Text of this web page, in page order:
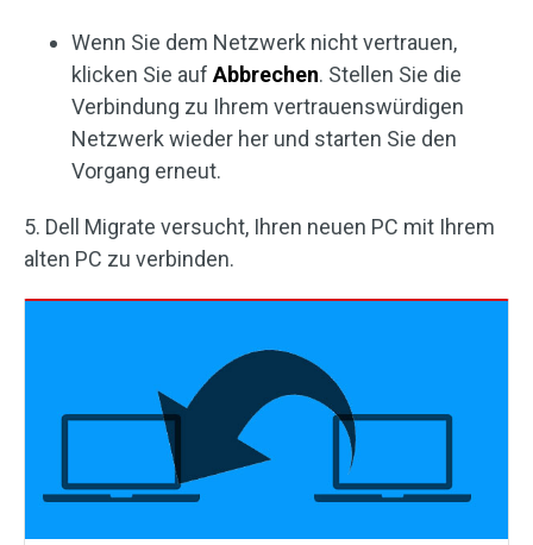
Wenn Sie dem Netzwerk nicht vertrauen,
klicken Sie auf Abbrechen. Stellen Sie die
Verbindung zu Ihrem vertrauenswürdigen
Netzwerk wieder her und starten Sie den
Vorgang erneut.
5. Dell Migrate versucht, Ihren neuen PC mit Ihrem
alten PC zu verbinden.